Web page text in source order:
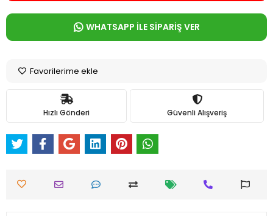
WHATSAPP İLE SİPARİŞ VER
Favorilerime ekle
Hızlı Gönderi Güvenli Alışveriş